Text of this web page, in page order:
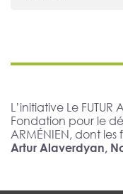
L’initiative Le
Fondation pour le
ARMÉNIEN, dont
Artur Alaverdyan,